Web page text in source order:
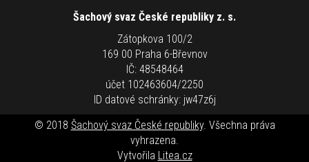
Šachový svaz České republiky z. s.
Zátopkova 100/2
169 00 Praha 6-Břevnov
IČ: 48548464
účet 102463604/2250
ID datové schránky: jw47z6j
© 2018 Šachový svaz České republiky. Všechna práva
vyhrazena.
Vytvořila Litea.cz